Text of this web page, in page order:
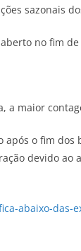
sazonais
no fim
a maior
o fim dos
devido ao
abaixo-das-